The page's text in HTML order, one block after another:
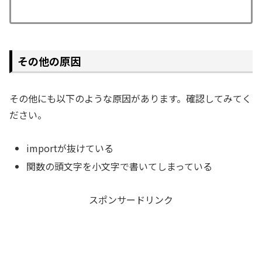
その他の原因
その他にも以下のような原因があります。確認してみてく
ださい。
importが抜けている
関数の頭文字を小文字で書いてしまっている
スポンサードリンク